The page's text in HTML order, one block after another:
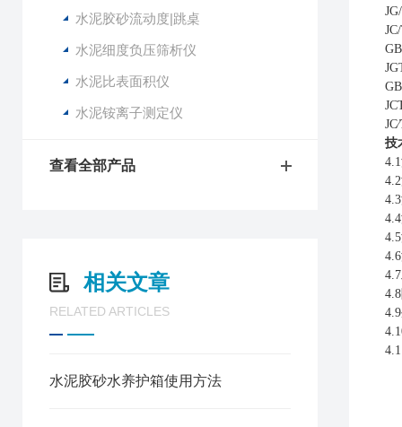
水泥胶砂流动度|跳桌
水泥细度负压筛析仪
水泥比表面积仪
水泥铵离子测定仪
查看全部产品
相关文章
RELATED ARTICLES
水泥胶砂水养护箱使用方法
技